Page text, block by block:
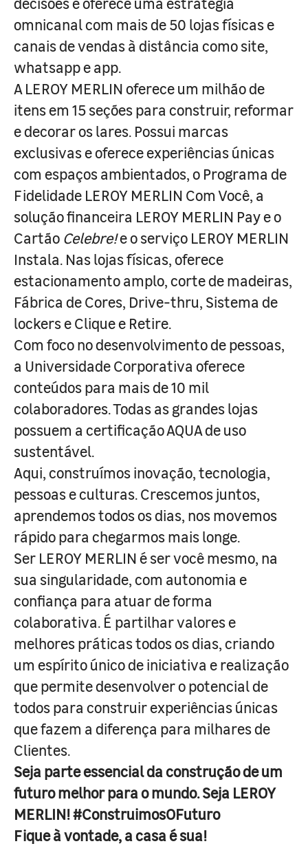
omnicanal com mais de 50 lojas físicas e
canais de vendas à distância como site,
whatsapp e app.
A LEROY MERLIN oferece um milhão de
itens em 15 seções para construir, reformar
e decorar os lares. Possui marcas
exclusivas e oferece experiências únicas
com espaços ambientados, o Programa de
Fidelidade LEROY MERLIN Com Você, a
solução financeira LEROY MERLIN Pay e o
Cartão Celebre!e o serviço LEROY MERLIN
Instala. Nas lojas físicas, oferece
estacionamento amplo, corte de madeiras,
Fábrica de Cores, Drive-thru, Sistema de
lockers e Clique e Retire.
Com foco no desenvolvimento de pessoas,
a Universidade Corporativa oferece
conteúdos para mais de 10 mil
colaboradores. Todas as grandes lojas
possuem a certificação AQUA de uso
sustentável.
Aqui, construímos inovação, tecnologia,
pessoas e culturas. Crescemos juntos,
aprendemos todos os dias, nos movemos
rápido para chegarmos mais longe.
Ser LEROY MERLIN é ser você mesmo, na
sua singularidade, com autonomia e
confiança para atuar de forma
colaborativa. É partilhar valores e
melhores práticas todos os dias, criando
um espírito único de iniciativa e realização
que permite desenvolver o potencial de
todos para construir experiências únicas
que fazem a diferença para milhares de
Clientes.
Seja parte essencial da construção de um
futuro melhor para o mundo. Seja LEROY
MERLIN! #ConstruimosOFuturo
Fique à vontade, a casa é sua!